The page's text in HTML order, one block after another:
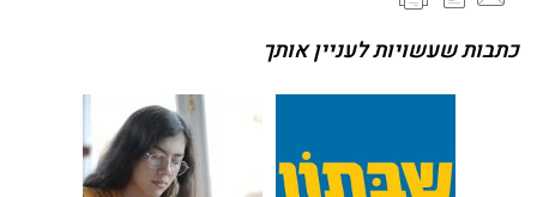
כתבות שעשויות לעניין אותך